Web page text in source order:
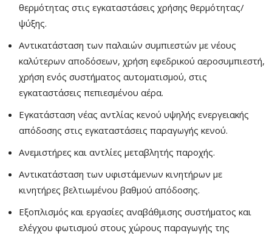
θερμότητας στις εγκαταστάσεις χρήσης θερμότητας/
ψύξης.
Αντικατάσταση των παλαιών συμπιεστών με νέους
καλύτερων αποδόσεων, χρήση εφεδρικού αεροσυμπιεστή,
χρήση ενός συστήματος αυτοματισμού, στις
εγκαταστάσεις πεπιεσμένου αέρα.
Εγκατάσταση νέας αντλίας κενού υψηλής ενεργειακής
απόδοσης στις εγκαταστάσεις παραγωγής κενού.
Ανεμιστήρες και αντλίες μεταβλητής παροχής.
Αντικατάσταση των υφιστάμενων κινητήρων με
κινητήρες βελτιωμένου βαθμού απόδοσης.
Εξοπλισμός και εργασίες αναβάθμισης συστήματος και
ελέγχου φωτισμού στους χώρους παραγωγής της